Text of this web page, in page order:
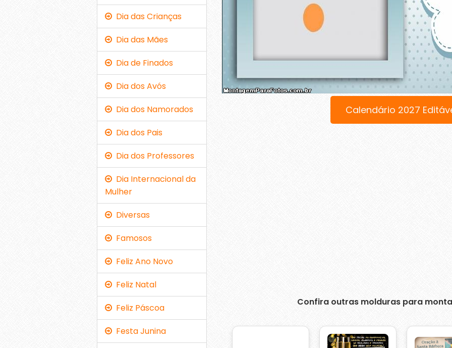
Calendário 2027
Confira outras molduras para
Dia das Crianças
Dia das Mães
Dia de Finados
Dia dos Avós
Dia dos Namorados
Dia dos Pais
Dia dos Professores
Dia Internacional da
Mulher
Diversas
Famosos
Feliz Ano Novo
Feliz Natal
Feliz Páscoa
Festa Junina